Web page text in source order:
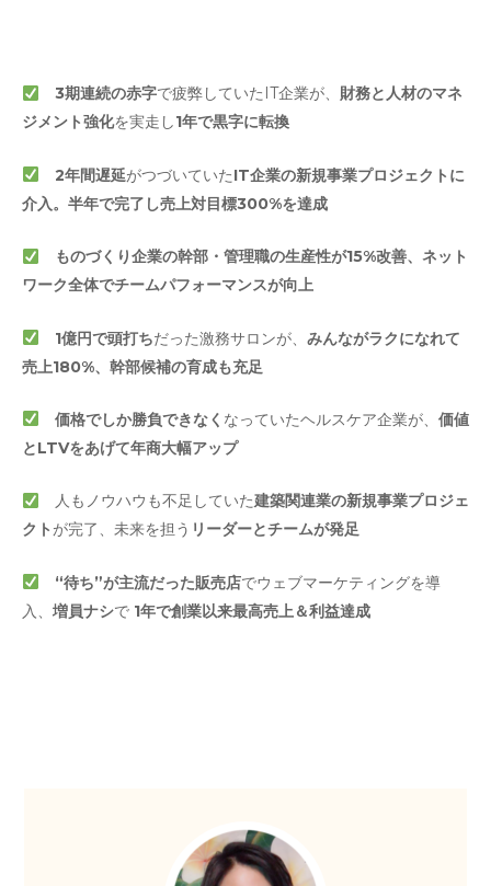
3期連続の赤字で疲弊していたIT企業が、 財務と⼈材のマネ
ジメント強化を実⾛し1年で黒字に転換
2年間遅延がつづいていたIT企業の新規事業プロジェクトに
介入。半年で完了し売上対⽬標300%を達成
ものづくり企業の幹部・管理職の⽣産性が15%改善、ネット
ワーク全体でチームパフォーマンスが向上
1億円で頭打ちだった激務サロンが、 みんながラクになれて
売上180%、幹部候補の育成も充足
価格でしか勝負できなく なっていたヘルスケア企業が、 価値
とLTVをあげて年商大幅アップ
⼈もノウハウも不足していた建築関連業の新規事業プロジェ
クト が完了、未来を担う リーダーとチームが発⾜
“待ち”が主流だった販売店でウェブマーケティングを導
⼊、 増員ナシで 1年で創業以来最⾼売上＆利益達成